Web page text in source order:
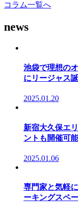
コラム一覧へ
news
池袋で理想の
にリージャス
2025.01.20
新宿大久保エ
ントも開催可
2025.01.06
専門家と気軽
ーキングスペ